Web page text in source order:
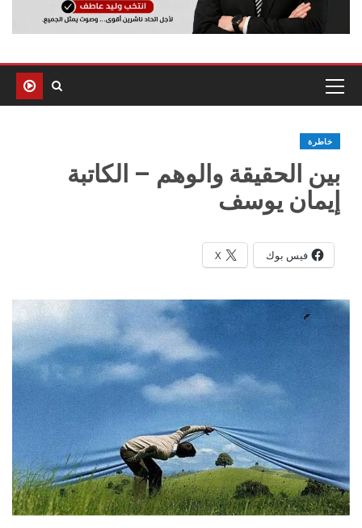
خاطرة
بين الحقيقة والوهم – الكاتبة
إيمان يوسف
فيس بوك X